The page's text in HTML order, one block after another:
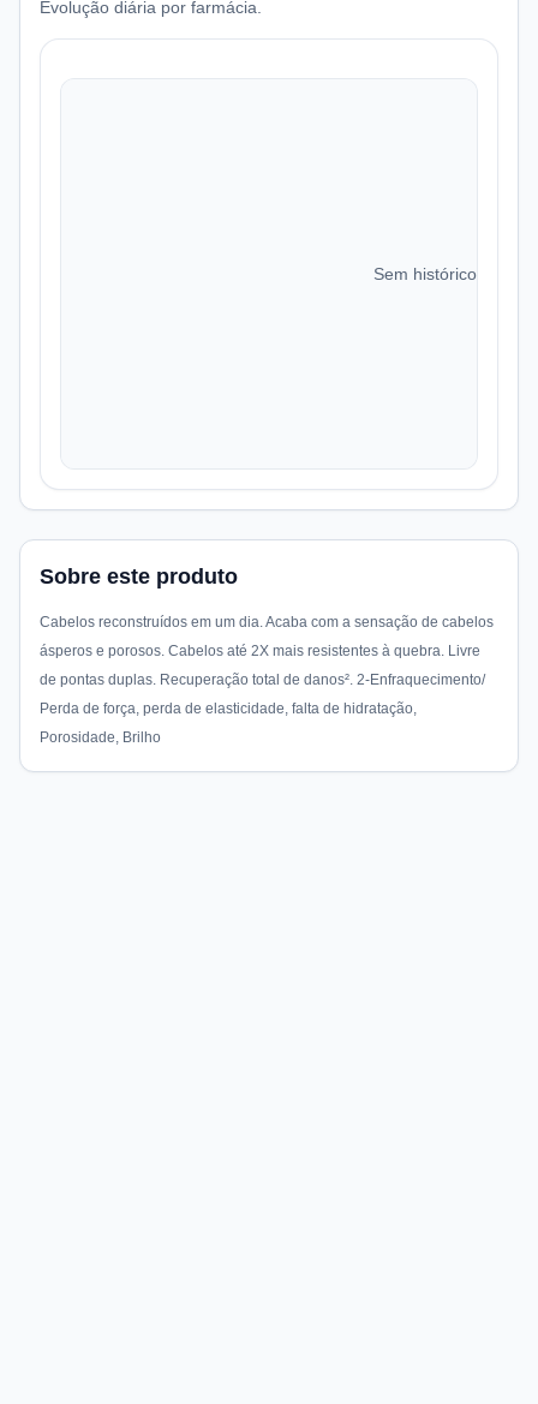
Evolução diária por farmácia.
Sem histórico de
Sobre este produto
Cabelos reconstruídos em um dia. Acaba com a sensação de cabelos
ásperos e porosos. Cabelos até 2X mais resistentes à quebra. Livre
de pontas duplas. Recuperação total de danos². 2-Enfraquecimento/
Perda de força, perda de elasticidade, falta de hidratação,
Porosidade, Brilho